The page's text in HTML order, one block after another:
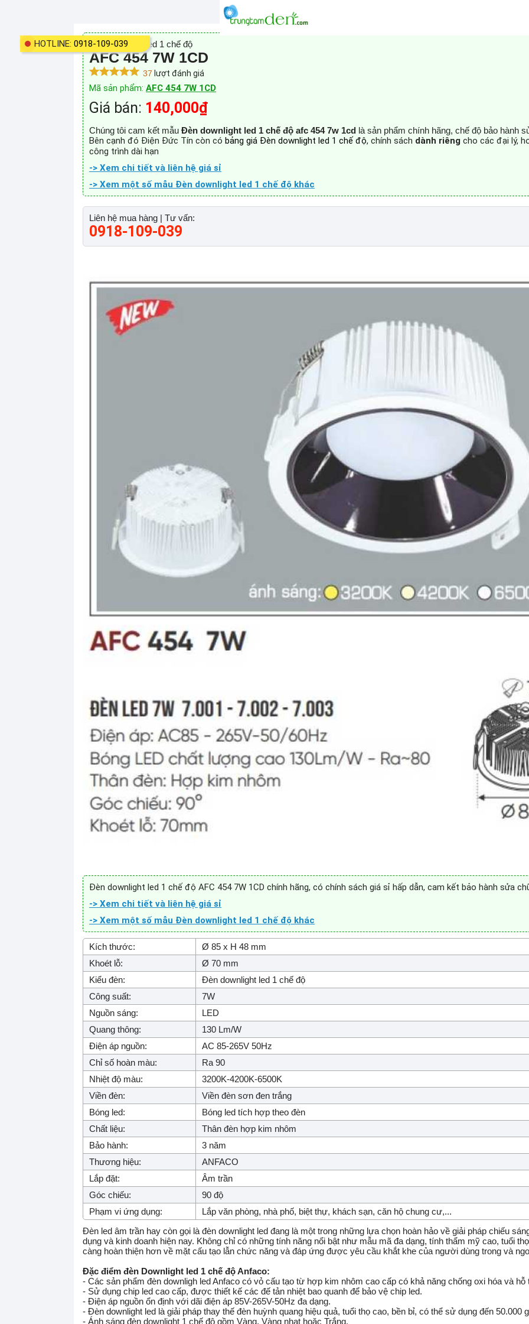
HOTLINE: 0918-109-039
Đèn downlight led 1 chế độ
AFC 454 7W 1CD
37 lượt đánh giá
Mã sản phẩm: AFC 454 7W 1CD
Giá bán: 140,000₫
Chúng tôi cam kết mẫu Đèn downlight led 1 chế độ afc 454 7w 1cd là sản phẩm chính hãng, chế độ bảo hành
Bên cạnh đó Điện Đức Tín còn có bảng giá Đèn downlight led 1 chế độ, chính sách dành riêng cho các đại lý,
công trình dài hạn
-> Xem chi tiết và liên hệ giá sỉ
-> Xem một số mẫu Đèn downlight led 1 chế độ khác
Liên hệ mua hàng | Tư vấn:
0918-109-039
Đèn downlight led 1 chế độ AFC 454 7W 1CD chính hãng, có chính sách giá sỉ hấp dẫn, cam kết bảo hành sửa
-> Xem chi tiết và liên hệ giá sỉ
-> Xem một số mẫu Đèn downlight led 1 chế độ khác
Kích thước:
Ø 85 x H 48 mm
Khoét lỗ:
Ø 70 mm
Kiểu đèn:
Đèn downlight led 1 chế độ
Công suất:
7W
Nguồn sáng:
LED
Quang thông:
130 Lm/W
Điện áp nguồn:
AC 85-265V 50Hz
Chỉ số hoàn màu:
Ra 90
Nhiệt độ màu:
3200K-4200K-6500K
Viền đèn:
Viền đèn sơn đen trắng
Bóng led:
Bóng led tích hợp theo đèn
Chất liệu:
Thân đèn hợp kim nhôm
Bảo hành:
3 năm
Thương hiệu:
ANFACO
Lắp đặt:
Âm trần
Góc chiếu:
90 độ
Phạm vi ứng dụng:
Lắp văn phòng, nhà phố, biệt thự, khách sạn, căn hộ chung cư,...
Đèn led âm trần hay còn gọi là đèn downlight led đang là một trong những lựa chọn hoàn hảo về giải pháp chiếu
dụng và kinh doanh hiện nay. Không chỉ có những tính năng nổi bật như mẫu mã đa dạng, tính thẩm mỹ cao, tuổi
càng hoàn thiện hơn về mặt cấu tạo lẫn chức năng và đáp ứng được yêu cầu khắt khe của người dùng trong và
Đặc điểm đèn Downlight led 1 chế độ Anfaco:
- Các sản phẩm đèn downligh led Anfaco có vỏ cấu tạo từ hợp kim nhôm cao cấp có khả năng chống oxi hóa và hỗ
- Sử dụng chip led cao cấp, được thiết kế các đế tản nhiệt bao quanh để bảo vệ chip led.
- Điện áp nguồn ổn định với dãi điện áp 85V-265V-50Hz đa dạng.
- Đèn downlight led là giải pháp thay thế đèn huỳnh quang hiệu quả, tuổi thọ cao, bền bỉ, có thể sử dụng đến 50.000
- Ánh sáng đèn downlight 1 chế độ gồm Vàng, Vàng nhạt hoặc Trắng.